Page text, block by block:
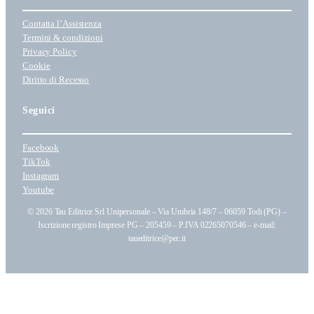
t
e
g
o
r
a
Contatta l’Assistenza
Termini & condizioni
Privacy Policy
Cookie
Diritto di Recesso
Seguici
Facebook
TikTok
Instagram
Youtube
© 2026 Tau Editrice Srl Unipersonale – Via Umbria 148/7 – 06059 Todi (PG) –
Iscrizione registro Imprese PG – 205459 – P.IVA 02265070546 – e-mail:
taueditrice@pec.it